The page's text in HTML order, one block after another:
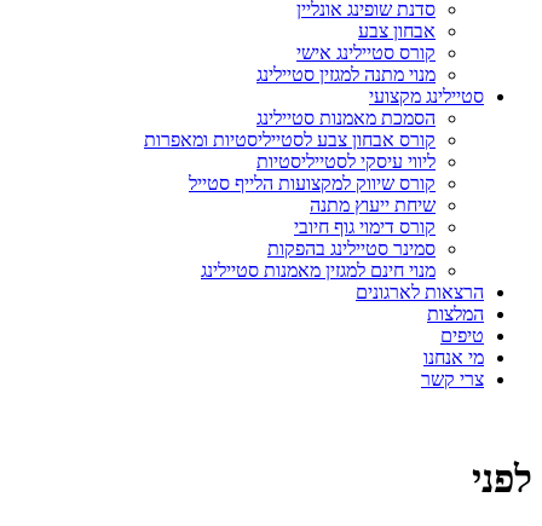
סדנת שופינג אונליין
אבחון צבע
קורס סטיילינג אישי
מנוי מתנה למגזין סטיילינג
סטיילינג מקצועי
הסמכת מאמנות סטיילינג
קורס אבחון צבע לסטייליסטיות ומאפרות
ליווי עיסקי לסטייליסטיות
קורס שיווק למקצועות הלייף סטייל
שיחת ייעוץ מתנה
קורס דימוי גוף חיובי
סמינר סטיילינג בהפקות
מנוי חינם למגזין מאמנות סטיילינג
הרצאות לארגונים
המלצות
טיפים
מי אנחנו
צרי קשר
לפני